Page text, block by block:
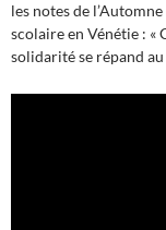
les notes de
scolaire en Vénétie : «
solidarité se répand